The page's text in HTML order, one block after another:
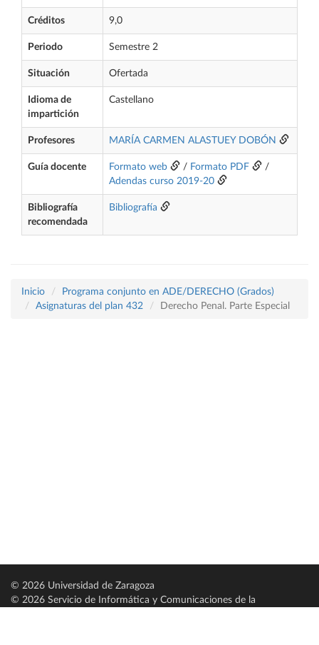
Créditos 9,0
Periodo Semestre 2
Situación Ofertada
Idioma de
impartición
Castellano
Profesores MARÍA CARMEN ALASTUEY DOBÓN
Guía docente Formato web / Formato PDF
/
Adendas curso 2019-20
Bibliografía
recomendada
Bibliografía
Inicio
Programa conjunto en ADE/DERECHO (Grados)
Asignaturas del plan 432
Derecho Penal. Parte Especial
© 2026 Universidad de Zaragoza
© 2026 Servicio de Informática y Comunicaciones de la